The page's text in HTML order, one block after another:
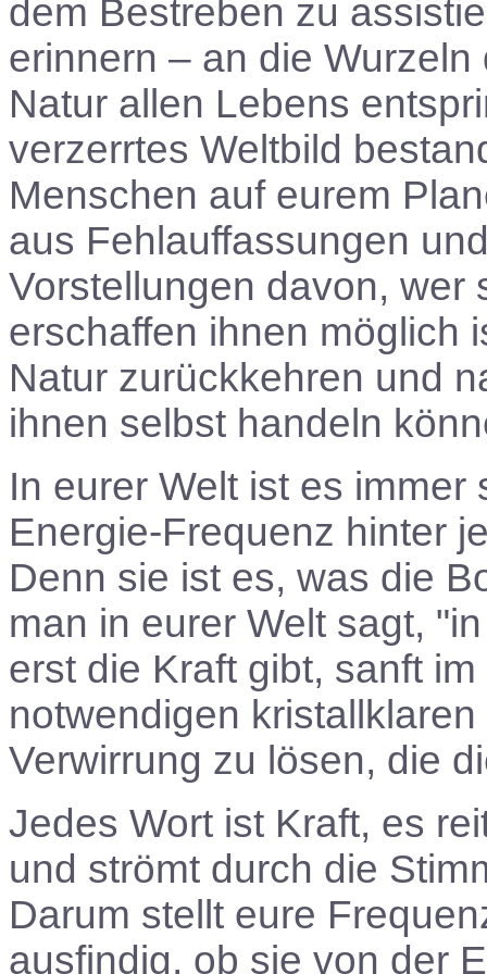
dem Bestreben zu
erinnern – an die
Natur allen Lebens
verzerrtes Weltbild
Menschen auf eurem
aus Fehlauffassungen
Vorstellungen davon, wer
erschaffen ihnen möglich
Natur zurückkehren und
ihnen selbst handeln
In eurer Welt ist es
Energie-Frequenz hinter
Denn sie ist es, was die
man in eurer Welt sagt,
erst die Kraft gibt, sanft
notwendigen
Verwirrung zu lösen, die
Jedes Wort ist Kraft, es
und strömt durch die
Darum stellt eure
ausfindig, ob sie von der